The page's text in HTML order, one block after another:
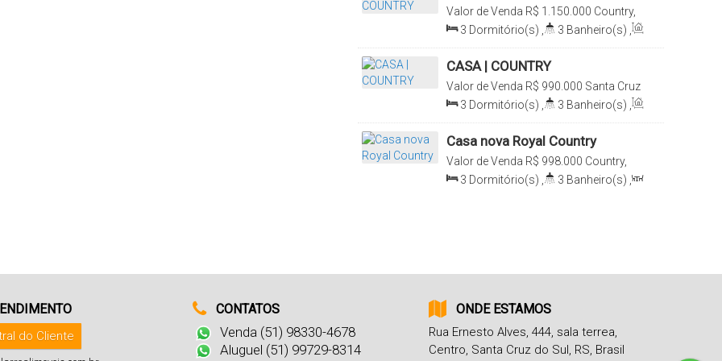
R$ 1.150.000
Valor de Venda
Country,
Santa Cruz do Sul, Rio Grande do Sul,
3 Dormitório(s) 3 Banheiro(s)
Suíte(s)
2 Vaga(s)
413m² , Comprimento:
Frente: 15m
CASA | COUNTRY
R$ 990.000
Valor de Venda
Santa Cruz
do Sul, Rio Grande do Sul, Brasil
3 Dormitório(s) 3 Banheiro(s)
Suíte(s)
Vaga(s)
Casa nova Royal Country
R$ 998.000
Valor de Venda
Country,
Santa Cruz do Sul, Rio Grande do Sul,
3 Dormitório(s) 3 Banheiro(s)
do Cliente
CONTATOS
Venda (51) 98330-4678
Aluguel (51) 99729-8314
ONDE ESTAMOS
Rua Ernesto Alves, 444, sala terrea,
Centro, Santa Cruz do Sul, RS, Brasil